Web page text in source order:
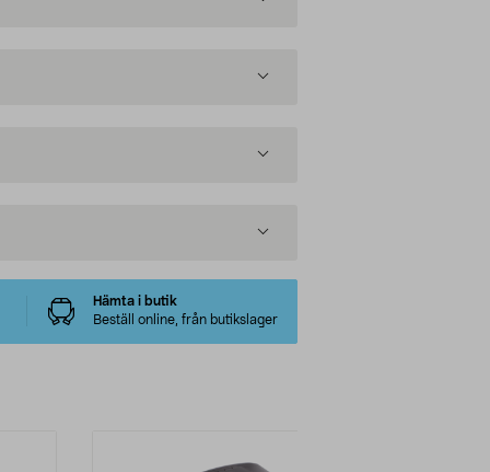
Hämta i butik
Beställ online, från butikslager